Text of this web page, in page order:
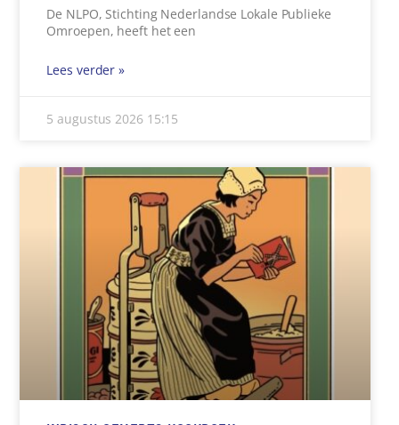
De NLPO, Stichting Nederlandse Lokale Publieke
Omroepen, heeft het een
Lees verder »
5 augustus 2026 15:15